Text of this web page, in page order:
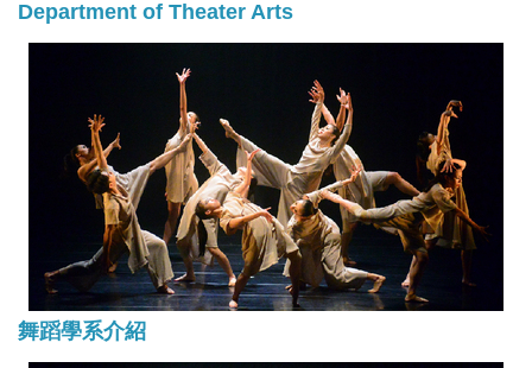
Department of Theater Arts
舞蹈學系介紹